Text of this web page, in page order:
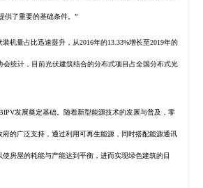
供了重要的基础条件。”
量占比迅速提升，从2016年的13.33%增长至2019年的
会统计，目前光伏建筑结合的分布式项目占全国分布式光
发展奠定基础。随着新型能源技术的发展与普及，零
的广泛支持，通过利用可再生能源，同时搭配能源通讯
房屋的耗能与产能达到平衡，进而实现绿色建筑的目